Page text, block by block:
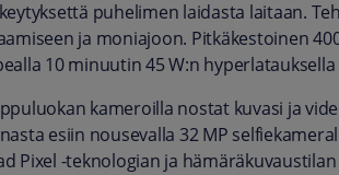
puhelimen laidasta laitaan.
ja moniajoon. Pitkäkestoinen
10 minuutin 45 W:n
kameroilla nostat kuvasi ja
esiin nousevalla 32 MP
Pixel -teknologian ja